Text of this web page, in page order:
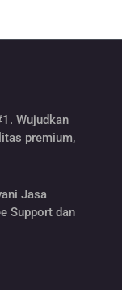
Wujudkan
premium,
Jasa
Support dan